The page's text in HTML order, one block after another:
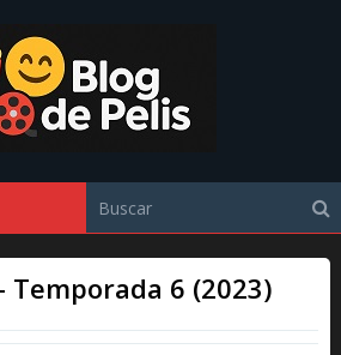
Temporada 6 (2023)